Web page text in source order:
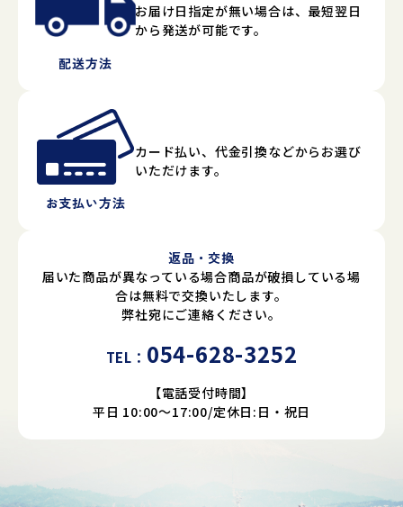
配送方法
お届け日指定が無い場合は、最短翌日
から発送が可能です。
お支払い方法
カード払い、代金引換などからお選び
いただけます。
返品・交換
届いた商品が異なっている場合商品が破損している場
合は無料で交換いたします。
弊社宛にご連絡ください。
TEL： 054-628-3252
【電話受付時間】
平日 10:00～17:00/定休日:日・祝日